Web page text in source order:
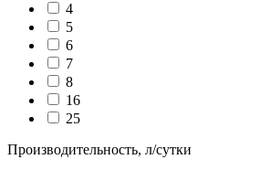
4
5
6
7
8
16
25
Производительность, л/сутки